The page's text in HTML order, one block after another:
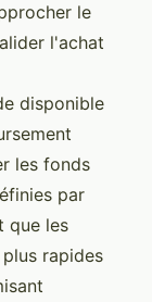
le
l'achat
disponible
les fonds
par
que les
rapides